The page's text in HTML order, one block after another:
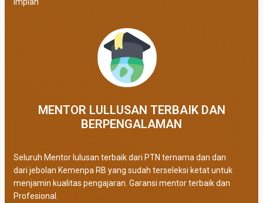
Impian
MENTOR LULLUSAN TERBAIK DAN
BERPENGALAMAN
Seluruh Mentor lulusan terbaik dari PTN ternama dan dan
dari jebolan Kemenpa RB yang sudah terseleksi ketat untuk
menjamin kualitas pengajaran. Garansi mentor terbaik dan
Profesional.